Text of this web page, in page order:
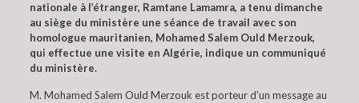
nationale à l’étranger, Ramtane Lamamra, a tenu dimanche
au siège du ministère une séance de travail avec son
homologue mauritanien, Mohamed Salem Ould Merzouk,
qui effectue une visite en Algérie, indique un communiqué
du ministère.
M. Mohamed Salem Ould Merzouk est porteur d’un message au